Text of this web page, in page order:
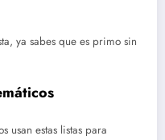
ya sabes que es primo sin
usan estas listas para